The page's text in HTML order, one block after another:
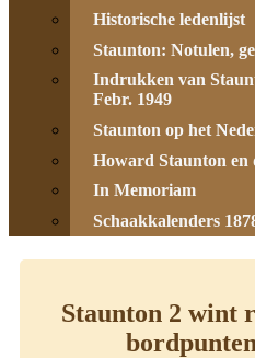
Historische ledenlijst
Staunton: Notulen,
Indrukken van
Febr. 1949
Staunton op het
Howard Staunton en
In Memoriam
Schaakkalenders
Staunton 2 wint